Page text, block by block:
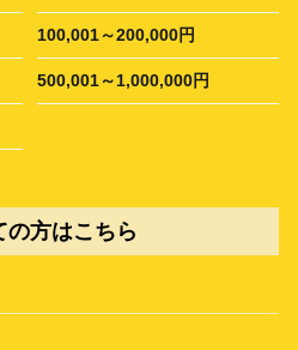
100,001～200,000円
500,001～1,000,000円
の方はこちら